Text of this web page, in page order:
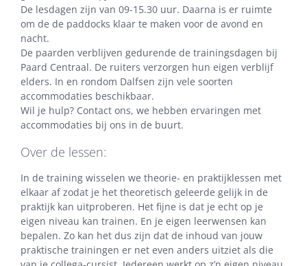
De lesdagen zijn van 09-15.30 uur. Daarna is er ruimte
om de de paddocks klaar te maken voor de avond en
nacht.
De paarden verblijven gedurende de trainingsdagen bij
Paard Centraal. De ruiters verzorgen hun eigen verblijf
elders. In en rondom Dalfsen zijn vele soorten
accommodaties beschikbaar.
Wil je hulp? Contact ons, we hebben ervaringen met
accommodaties bij ons in de buurt.
Over de lessen:
In de training wisselen we theorie- en praktijklessen met
elkaar af zodat je het theoretisch geleerde gelijk in de
praktijk kan uitproberen. Het fijne is dat je echt op je
eigen niveau kan trainen. En je eigen leerwensen kan
bepalen. Zo kan het dus zijn dat de inhoud van jouw
praktische trainingen er net even anders uitziet als die